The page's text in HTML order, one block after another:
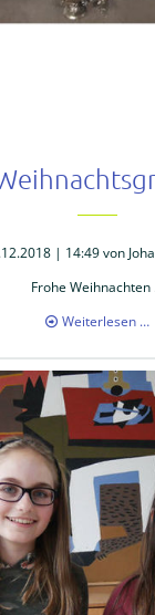
| 14:49von
Frohe Weihnachten
Weiterlesen …